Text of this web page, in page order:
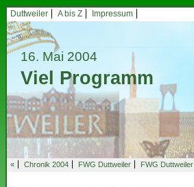
Duttweiler A bis Z Impressum
16. Mai 2004
Viel Programm
« Chronik 2004 FWG Duttweiler FWG Duttweiler